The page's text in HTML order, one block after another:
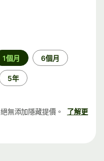
1個月 6個月
5年
無添加隱藏提價。
了解更